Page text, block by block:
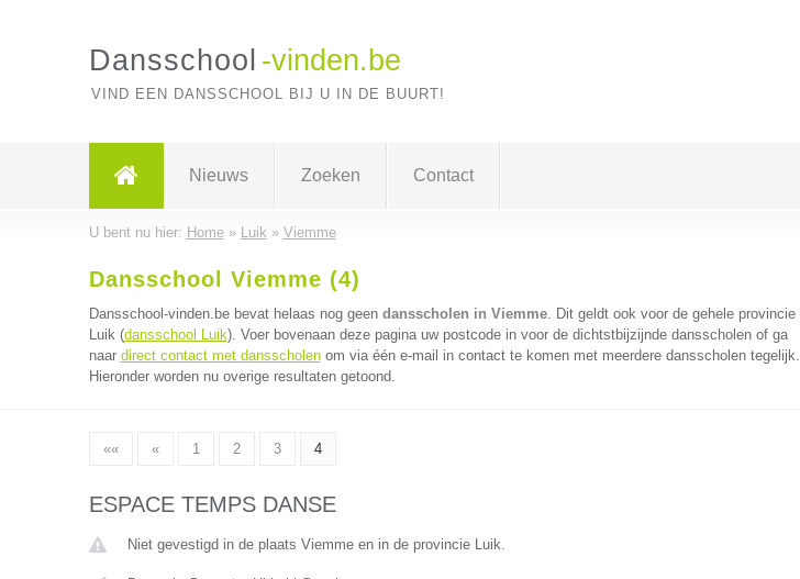
Dansschool -vinden.be
VIND EEN DANSSCHOOL BIJ U IN DE BUURT!
Nieuws Zoeken Contact
U bent nu hier: Home» Luik » Viemme
Dansschool Viemme (4)
Dansschool-vinden.be bevat helaas nog geen dansscholen in Viemme. Dit geldt ook voor de gehele provincie
Luik (dansschool Luik). Voer bovenaan deze pagina uw postcode in voor de dichtstbijzijnde dansscholen of ga
naar direct contact met dansscholenom via één e-mail in contact te komen met meerdere dansscholen tegelijk.
Hieronder worden nu overige resultaten getoond.
«« « 1 2 3 4
ESPACE TEMPS DANSE
Niet gevestigd in de plaats Viemme en in de provincie Luik.